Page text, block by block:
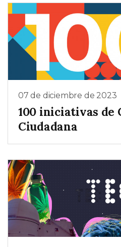
07 de diciembre de 2023
100 iniciativas de
Ciudadana